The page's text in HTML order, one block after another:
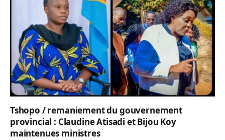
Tshopo / remaniement du gouvernement
provincial : Claudine Atisadi et Bijou Koy
maintenues ministres